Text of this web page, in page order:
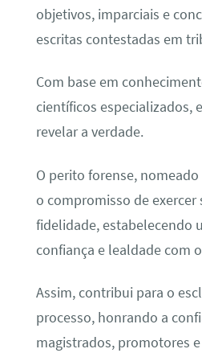
objetivos, imparciais e
escritas contestadas em
Com base em
científicos especializados,
revelar a verdade.
O perito forense,
o compromisso de exercer
fidelidade, estabelecendo
confiança e lealdade com
Assim, contribui para o
processo, honrando a
magistrados, promotores